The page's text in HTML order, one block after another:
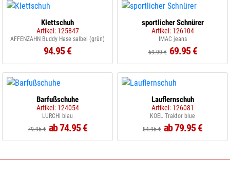
Klettschuh
Artikel: 125847
AFFENZAHN Buddy Hase salbei (grün)
94.95 €
sportlicher Schnürer
Artikel: 126104
IMAC jeans
69.99 € 69.95 €
Barfußschuhe
Artikel: 124054
LURCHI blau
79.95 € ab 74.95 €
Lauflernschuh
Artikel: 126081
KOEL Traktor blue
84.95 € ab 79.95 €